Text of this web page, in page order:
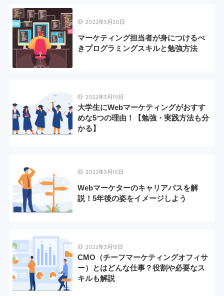
2022年3月20日
マーケティング担当者が身につけるべ
きプログラミングスキルと勉強方法
2022年3月19日
大学生にWebマーケティングがおすす
めな5つの理由！【勉強・実践方法も分
かる】
2022年3月15日
Webマーケターのキャリアパスを解
説！5年後の姿をイメージしよう
2022年3月13日
CMO（チーフマーケティングオフィサ
ー）とはどんな仕事？役割や必要なス
キルも解説